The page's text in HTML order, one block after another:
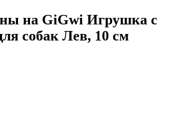
на GiGwi Игрушка с
собак Лев, 10 см